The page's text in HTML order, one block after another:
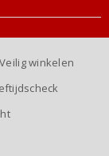
Veilig winkelen